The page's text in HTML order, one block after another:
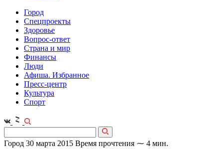
Город
Спецпроекты
Здоровье
Вопрос-ответ
Страна и мир
Финансы
Люди
Афиша. Избранное
Пресс-центр
Культура
Спорт
Город 30 марта 2015 Время прочтения ⁓ 4 мин.